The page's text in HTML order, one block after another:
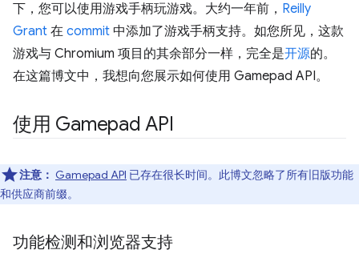
下，您可以使用游戏手柄玩游戏。大约一年前， Reilly
Grant 在 commit 中添加了游戏手柄支持。如您所见，这款
游戏与 Chromium 项目的其余部分一样，完全是开源的。
在这篇博文中，我想向您展示如何使用 Gamepad API。
使用 Gamepad API
注意： Gamepad API 已存在很长时间。此博文忽略了所有旧版功能
和供应商前缀。
功能检测和浏览器支持